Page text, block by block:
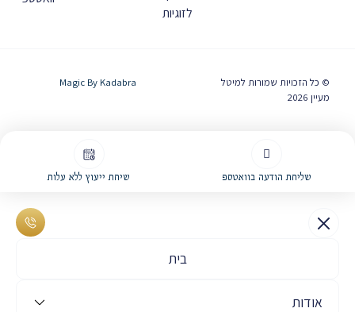
לזוגיות
© כל הזכויות שמורות למיטל
מעיין 2026
Magic By Kadabra
שליחת הודעה בוואטספ שיחת ייעוץ ללא עלות
בית
אודות